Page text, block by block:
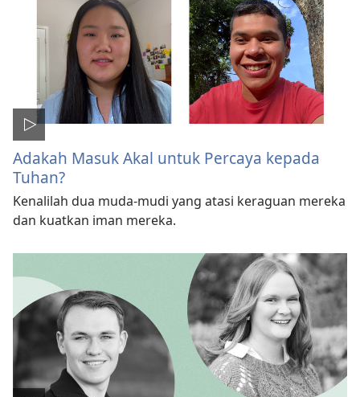
Adakah Masuk Akal untuk Percaya kepada
Tuhan?
Kenalilah dua muda-mudi yang atasi keraguan mereka
dan kuatkan iman mereka.